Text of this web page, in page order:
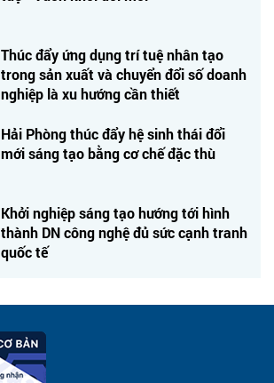
Thúc đẩy ứng dụng trí tuệ nhân tạo
trong sản xuất và chuyển đổi số doanh
nghiệp là xu hướng cần thiết
Hải Phòng thúc đẩy hệ sinh thái đổi
mới sáng tạo bằng cơ chế đặc thù
Khởi nghiệp sáng tạo hướng tới hình
thành DN công nghệ đủ sức cạnh tranh
quốc tế